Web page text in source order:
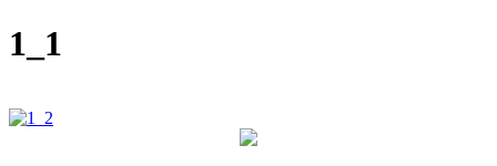
1_1